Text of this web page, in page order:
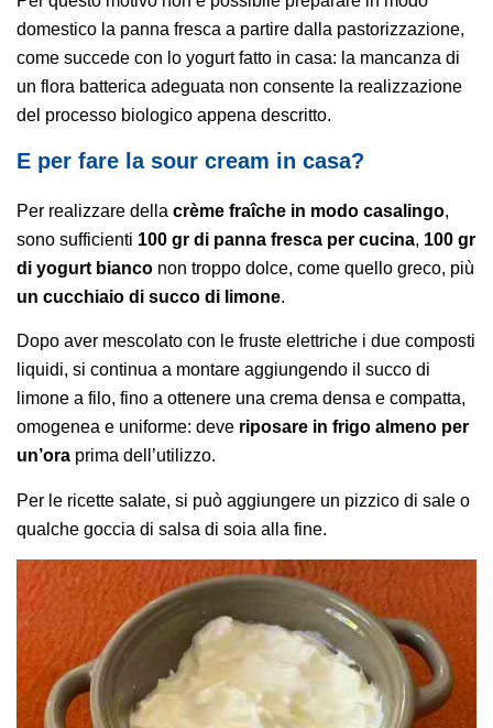
domestico la panna fresca a partire dalla pastorizzazione,
come succede con lo yogurt fatto in casa: la mancanza di
un flora batterica adeguata non consente la realizzazione
del processo biologico appena descritto.
E per fare la sour cream in casa?
Per realizzare della crème fraîche in modo casalingo,
sono sufficienti 100 gr di panna fresca per cucina, 100 gr
di yogurt bianco non troppo dolce, come quello greco, più
un cucchiaio di succo di limone.
Dopo aver mescolato con le fruste elettriche i due composti
liquidi, si continua a montare aggiungendo il succo di
limone a filo, fino a ottenere una crema densa e compatta,
omogenea e uniforme: deve riposare in frigo almeno per
un’ora prima dell’utilizzo.
Per le ricette salate, si può aggiungere un pizzico di sale o
qualche goccia di salsa di soia alla fine.